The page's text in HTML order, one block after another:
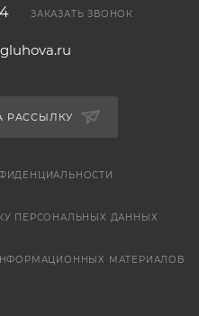
ЗАКАЗАТЬ ЗВОНОК
РАССЫЛКУ
ПЕРСОНАЛЬНЫХ ДАННЫХ
МАТЕРИАЛОВ